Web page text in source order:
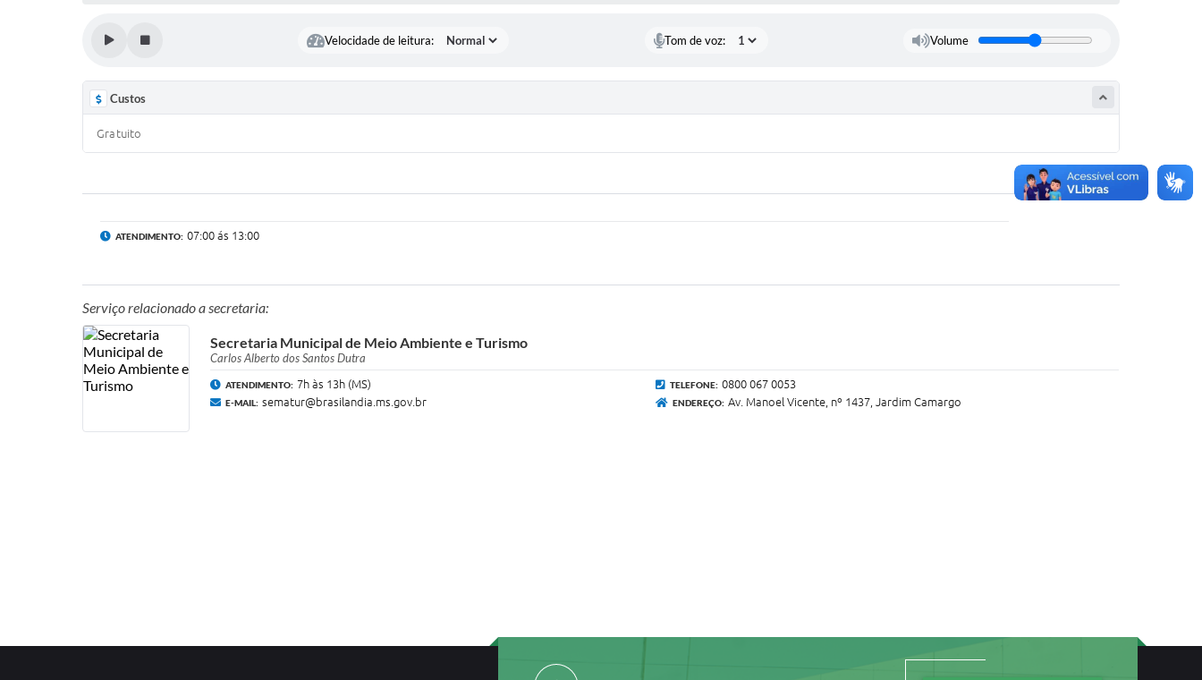
Velocidade de leitura: Tom de voz: Volume
Custos
Gratuito
ATENDIMENTO: 07:00 ás 13:00
Serviço relacionado a secretaria:
Secretaria Municipal de Meio Ambiente e Turismo
Carlos Alberto dos Santos Dutra
ATENDIMENTO: 7h às 13h (MS) TELEFONE: 0800 067 0053
E-MAIL: sematur@brasilandia.ms.gov.br ENDEREÇO: Av. Manoel Vicente, nº 1437, Jardim Camargo